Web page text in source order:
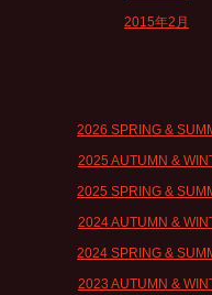
2015年2月
2026 SPRING &
2025 AUTUMN &
2025 SPRING &
2024 AUTUMN &
2024 SPRING &
2023 AUTUMN &